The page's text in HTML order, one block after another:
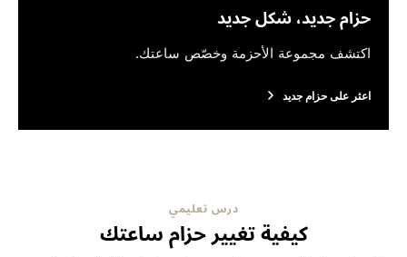
حزام جديد، شكل جديد
اكتشف مجموعة الأحزمة وخصّص ساعتك.
اعثر على حزام جديد
درس تعليمي
كيفية تغيير حزام ساعتك